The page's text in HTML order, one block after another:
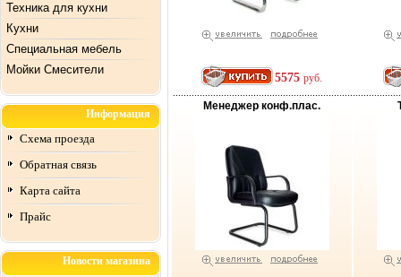
Техника для кухни
Кухни
Специальная мебель
Mойки Смесители
Информация
Схема проезда
Обратная связь
Карта сайта
Прайс
Новости магазина
5575руб.
Менеджер конф.плас.